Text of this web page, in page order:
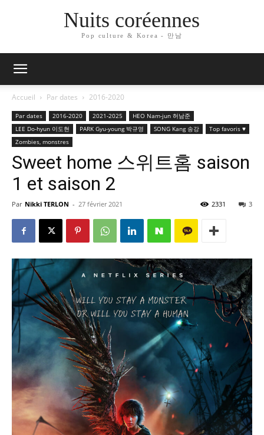
Nuits coréennes
Pop culture & Korea - 만남
Accueil Par dates 2016-2020
Par dates 2016-2020 2021-2025
HEO Nam-jun 허남준
LEE Do-hyun 이도현
PARK Gyu-young 박규영 SONG Kang 송강
Top favoris ♥
Zombies, monstres
Sweet home 스위트홈 saison
1 et saison 2
Par Nikki TERLON - 27 février 2021 3
2331